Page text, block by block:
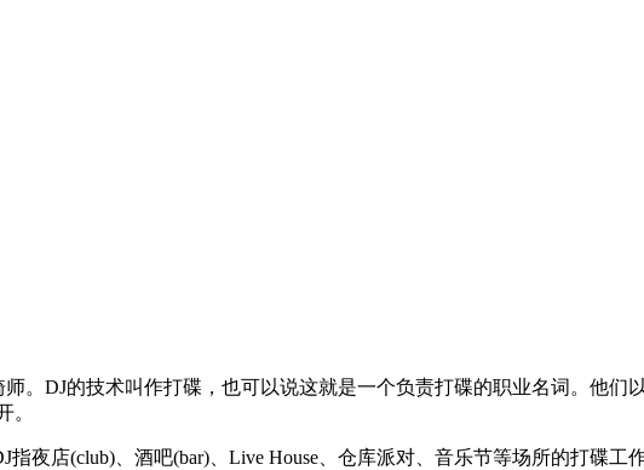
师。DJ的技术叫作打碟，也可以说这就是一个负责打碟的职业名词。他
。
夜店(club)、酒吧(bar)、Live House、仓库派对、音乐节等场所的打碟